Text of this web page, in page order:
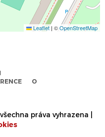
Leaflet | ©OpenStreetMap
O
práva vyhrazena |